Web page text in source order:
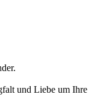
und Liebe um Ihre